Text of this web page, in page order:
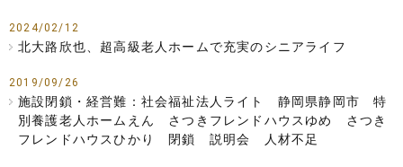
2024/02/12
北大路欣也、超高級老人ホームで充実のシニアライフ
2019/09/26
施設閉鎖・経営難：社会福祉法人ライト 静岡県静岡市 特
別養護老人ホームえん さつきフレンドハウスゆめ さつき
フレンドハウスひかり 閉鎖 説明会 人材不足